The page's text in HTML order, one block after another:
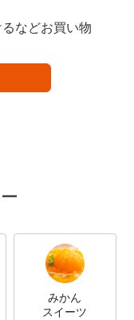
などお買い物
みかん
スイーツ